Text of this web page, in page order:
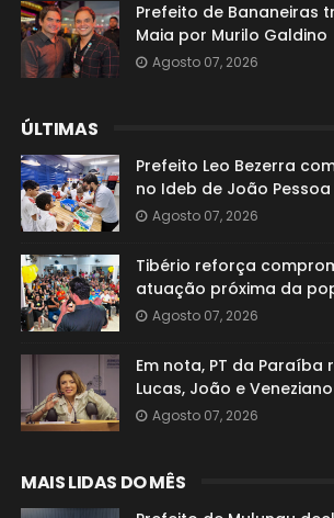
Prefeito de Bananeiras
Maia por Murilo Galdino
Agosto 07, 2026
ÚLTIMAS
Prefeito Leo Bezerra
no Ideb de João Pessoa
Agosto 07, 2026
Tibério reforça
atuação próxima da
Agosto 07, 2026
Em nota, PT da
Lucas, João e Veneziano
Agosto 07, 2026
MAIS LIDAS DO MÊS